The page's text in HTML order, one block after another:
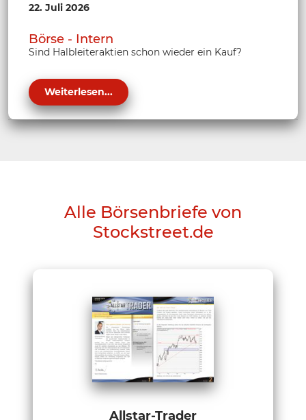
22. Juli 2026
Börse - Intern
Sind Halbleiteraktien schon wieder ein Kauf?
Weiterlesen...
Alle Börsenbriefe von
Stockstreet.de
Allstar-Trader